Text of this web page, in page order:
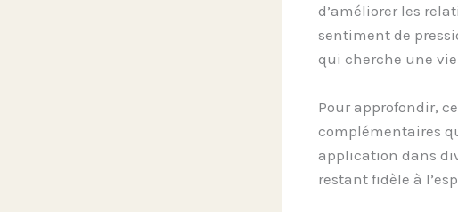
d’améliorer les
sentiment de
qui cherche une
Pour approfondir,
complémentaires
application dans
restant fidèle à